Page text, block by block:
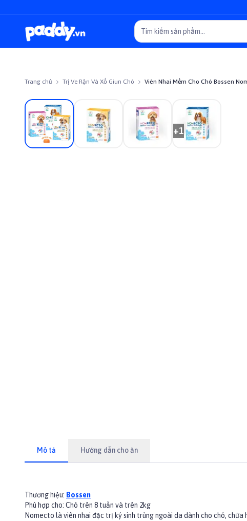
Trang chủ Trị Ve Rận Và Xổ Giun Chó Viên Nhai Mềm Cho Chó Bossen
Giảm giá
+1
Mô tả Hướng dẫn cho ăn
Thương hiệu: Bossen
Phù hợp cho: Chó trên 8 tuần và trên 2kg
Nomecto là viên nhai đặc trị ký sinh trùng ngoài da dành cho chó,